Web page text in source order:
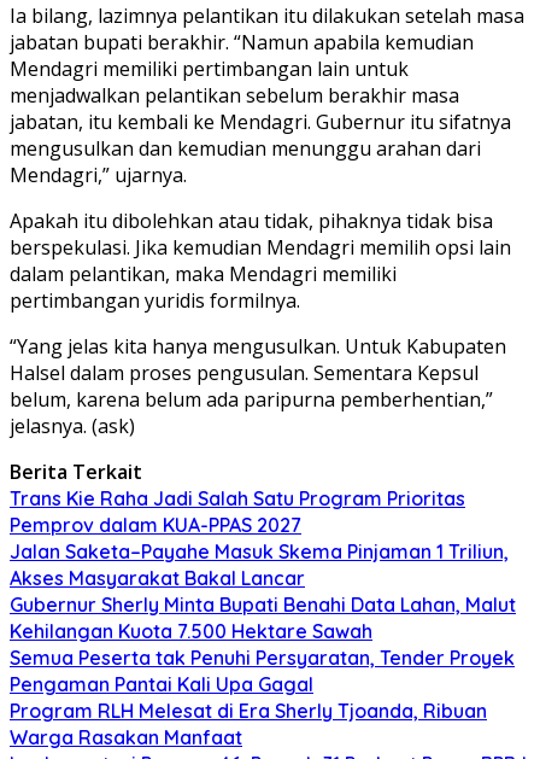
Ia bilang, lazimnya pelantikan itu dilakukan setelah masa
jabatan bupati berakhir. “Namun apabila kemudian
Mendagri memiliki pertimbangan lain untuk
menjadwalkan pelantikan sebelum berakhir masa
jabatan, itu kembali ke Mendagri. Gubernur itu sifatnya
mengusulkan dan kemudian menunggu arahan dari
Mendagri,” ujarnya.
Apakah itu dibolehkan atau tidak, pihaknya tidak bisa
berspekulasi. Jika kemudian Mendagri memilih opsi lain
dalam pelantikan, maka Mendagri memiliki
pertimbangan yuridis formilnya.
“Yang jelas kita hanya mengusulkan. Untuk Kabupaten
Halsel dalam proses pengusulan. Sementara Kepsul
belum, karena belum ada paripurna pemberhentian,”
jelasnya. (ask)
Berita Terkait
Trans Kie Raha Jadi Salah Satu Program Prioritas
Pemprov dalam KUA-PPAS 2027
Jalan Saketa–Payahe Masuk Skema Pinjaman 1 Triliun,
Akses Masyarakat Bakal Lancar
Gubernur Sherly Minta Bupati Benahi Data Lahan, Malut
Kehilangan Kuota 7.500 Hektare Sawah
Semua Peserta tak Penuhi Persyaratan, Tender Proyek
Pengaman Pantai Kali Upa Gagal
Program RLH Melesat di Era Sherly Tjoanda, Ribuan
Warga Rasakan Manfaat